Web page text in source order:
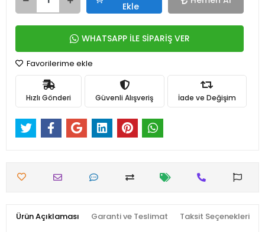
Ekle
WHATSAPP İLE SİPARİŞ VER
Favorilerime ekle
Hızlı Gönderi Güvenli Alışveriş İade ve Değişim
Ürün Açıklaması Garanti ve Teslimat Taksit Seçenekleri